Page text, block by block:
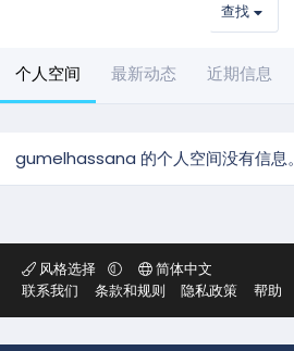
查找
个人空间 最新动态 近期信息
gumelhassana 的个人空间没有信息。
风格选择
简体中文
联系我们
条款和规则 隐私政策 帮助